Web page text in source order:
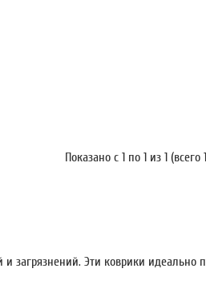
Показано с 1 по 1 из 1 (всего
загрязнений. Эти коврики идеально